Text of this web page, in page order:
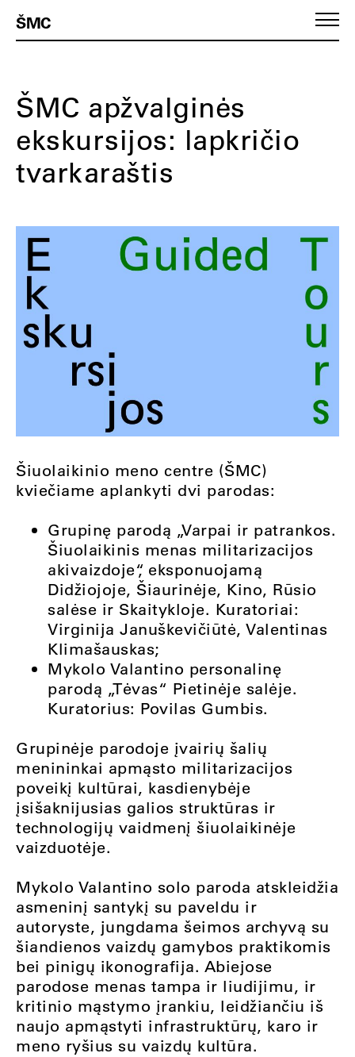
ŠMC
ŠMC apžvalginės
ekskursijos: lapkričio
tvarkaraštis
Šiuolaikinio meno centre (ŠMC)
kviečiame aplankyti dvi parodas:
Grupinę parodą „Varpai ir patrankos.
Šiuolaikinis menas militarizacijos
akivaizdoje“, eksponuojamą
Didžiojoje, Šiaurinėje, Kino, Rūsio
salėse ir Skaitykloje. Kuratoriai:
Virginija Januškevičiūtė, Valentinas
Klimašauskas;
Mykolo Valantino personalinę
parodą „Tėvas“ Pietinėje salėje.
Kuratorius: Povilas Gumbis.
Grupinėje parodoje įvairių šalių
menininkai apmąsto militarizacijos
poveikį kultūrai, kasdienybėje
įsišaknijusias galios struktūras ir
technologijų vaidmenį šiuolaikinėje
vaizduotėje.
Mykolo Valantino solo paroda atskleidžia
asmeninį santykį su paveldu ir
autoryste, jungdama šeimos archyvą su
šiandienos vaizdų gamybos praktikomis
bei pinigų ikonografija. Abiejose
parodose menas tampa ir liudijimu, ir
kritinio mąstymo įrankiu, leidžiančiu iš
naujo apmąstyti infrastruktūrų, karo ir
meno ryšius su vaizdų kultūra.